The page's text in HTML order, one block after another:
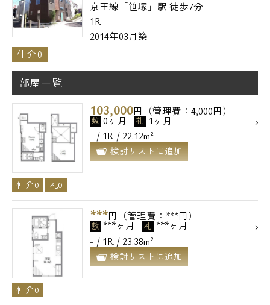
京王線「笹塚」駅 徒歩7分
1R
2014年03月築
仲介0
部屋一覧
103,000円（管理費：4,000円）
敷 0ヶ月 礼 1ヶ月
- / 1R / 22.12m²
検討リストに追加
仲介0 礼0
***円（管理費：***円）
敷 ***ヶ月 礼 ***ヶ月
- / 1R / 23.38m²
検討リストに追加
仲介0